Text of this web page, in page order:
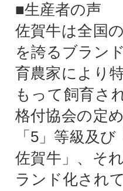
■生産者の声
佐賀牛は全国
を誇るブラン
育農家により
もって飼育さ
格付協会の定
「5」等級及
佐賀牛」、そ
ランド化され